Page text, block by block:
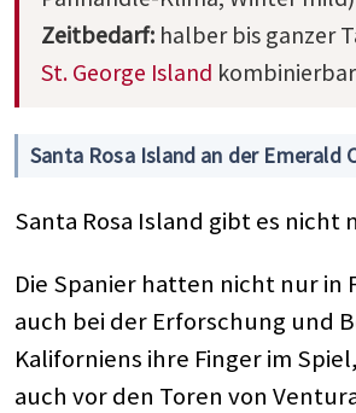
Zeitbedarf: halber bis ganzer
St. George Island kombinierbar
Santa Rosa Island an der Emerald
Santa Rosa Island gibt es nicht
Die Spanier hatten nicht nur in
auch bei der Erforschung und
Kaliforniens ihre Finger im
auch vor den Toren von